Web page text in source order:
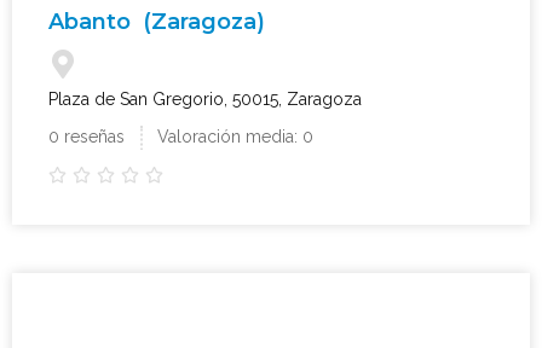
Abanto (Zaragoza)
Plaza de San Gregorio, 50015, Zaragoza
0 reseñas
Valoración media: 0
    